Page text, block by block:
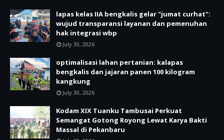
lapas kelas IIA bengkalis gelar "jumat curhat":
wujud transparansi layanan dan pemenuhan
hak integrasi wbp
July 30, 2026
optimalisasi lahan pertanian: kalapas
bengkalis dan jajaran panen 100 kilogram
kangkung
July 30, 2026
Kodam XIX Tuanku Tambusai Perkuat
Semangat Gotong Royong Lewat Karya Bakti
Massal di Pekanbaru